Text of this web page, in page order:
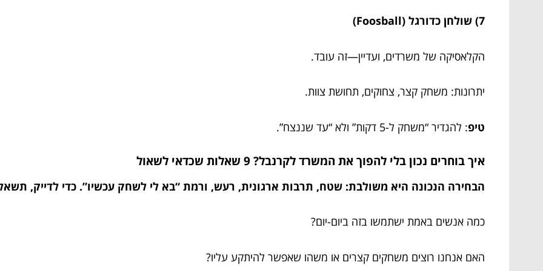
7) שולחן כדורגל (Foosball)
הקלאסיקה של משרדים, ועדיין—זה עובד.
יתרונות: משחק קצר, צחוקים, תחושת צוות.
טיפ: להגדיר “משחק ל-5 דקות” ולא “עד שננצח”.
איך בוחרים נכון בלי להפוך את המשרד לקרנבל? 9 שאלות שכדאי לשאול
הבחירה הנכונה היא משולבת: שטח, תרבות ארגונית, רעש, ורמת “בא לי לשחק עכשיו”. כדי לדייק,
כמה אנשים באמת ישתמשו בזה ביום-יום?
האם אנחנו רוצים משחקים קצרים או משהו שאפשר להיתקע עליו?